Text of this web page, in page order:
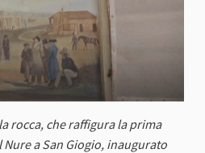
rocca, che raffigura la prima
a San Giogio, inaugurato